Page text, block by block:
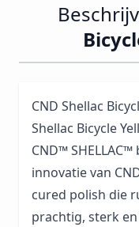
CND Shellac
Shellac Bicycle
CND™
innovatie van
cured polish die
prachtig, sterk